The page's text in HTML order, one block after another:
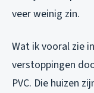
veer weinig zin.
Wat ik vooral zie
verstoppingen
PVC. Die huizen